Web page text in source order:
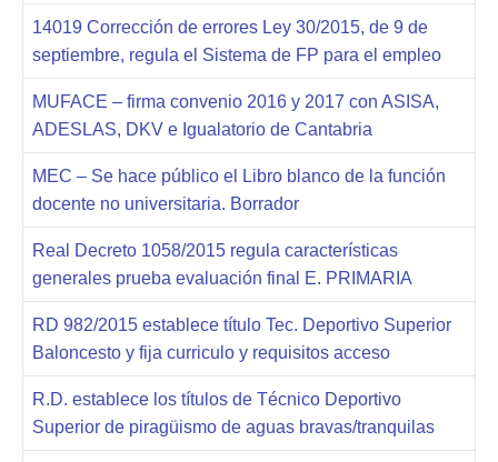
14019 Corrección de errores Ley 30/2015, de 9 de
septiembre, regula el Sistema de FP para el empleo
MUFACE – firma convenio 2016 y 2017 con ASISA,
ADESLAS, DKV e Igualatorio de Cantabria
MEC – Se hace público el Libro blanco de la función
docente no universitaria. Borrador
Real Decreto 1058/2015 regula características
generales prueba evaluación final E. PRIMARIA
RD 982/2015 establece título Tec. Deportivo Superior
Baloncesto y fija curriculo y requisitos acceso
R.D. establece los títulos de Técnico Deportivo
Superior de piragüismo de aguas bravas/tranquilas